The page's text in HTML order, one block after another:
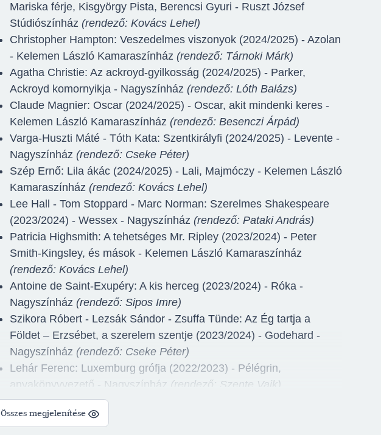
Mariska férje, Kisgyörgy Pista, Berencsi Gyuri - Ruszt József
Stúdiószínház (rendező: Kovács Lehel)
Christopher Hampton: Veszedelmes viszonyok (2024/2025) - Azolan
- Kelemen László Kamaraszínház (rendező: Tárnoki Márk)
Agatha Christie: Az ackroyd-gyilkosság (2024/2025) - Parker,
Ackroyd komornyikja - Nagyszínház (rendező: Lóth Balázs)
Claude Magnier: Oscar (2024/2025) - Oscar, akit mindenki keres -
Kelemen László Kamaraszínház (rendező: Besenczi Árpád)
Varga-Huszti Máté - Tóth Kata: Szentkirályfi (2024/2025) - Levente -
Nagyszínház (rendező: Cseke Péter)
Szép Ernő: Lila ákác (2024/2025) - Lali, Majmóczy - Kelemen László
Kamaraszínház (rendező: Kovács Lehel)
Lee Hall - Tom Stoppard - Marc Norman: Szerelmes Shakespeare
(2023/2024) - Wessex - Nagyszínház (rendező: Pataki András)
Patricia Highsmith: A tehetséges Mr. Ripley (2023/2024) - Peter
Smith-Kingsley, és mások - Kelemen László Kamaraszínház
(rendező: Kovács Lehel)
Antoine de Saint-Exupéry: A kis herceg (2023/2024) - Róka -
Nagyszínház (rendező: Sipos Imre)
Szikora Róbert - Lezsák Sándor - Zsuffa Tünde: Az Ég tartja a
Földet – Erzsébet, a szerelem szentje (2023/2024) - Godehard -
Nagyszínház (rendező: Cseke Péter)
Lehár Ferenc: Luxemburg grófja (2022/2023) - Pélégrin,
anyakönyvvezető - Nagyszínház (rendező: Szente Vajk)
William Shakespeare: Macbeth (2022/2023) - Donalbain, Duncan
másik fia, Boszorkány, Gyilkos - Ruszt József Stúdiószínház
Összes megjelenítése